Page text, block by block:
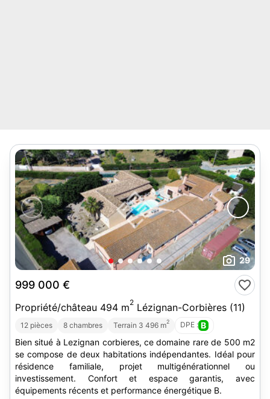
29
999 000 €
Propriété/château 494 m2 Lézignan-Corbières (11)
12 pièces 8 chambres Terrain 3 496 m2 DPE : B
Bien situé à Lezignan corbieres, ce domaine rare de 500 m2
se compose de deux habitations indépendantes. Idéal pour
résidence familiale, projet multigénérationnel ou
investissement. Confort et espace garantis, avec
équipements récents et performance énergétique B.